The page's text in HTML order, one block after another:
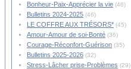
Bonheur-Paix-Apprécier la vie (46)
Bulletins 2024-2025 (46)
LE COFFRE AUX TRÉSORS* (45)
Amour-Amour de soi-Bonté (36)
Courage-Réconfort-Guérison (35)
Bulletins 2025-2026 (32)
Stress-Lâcher prise-Problèmes (29)